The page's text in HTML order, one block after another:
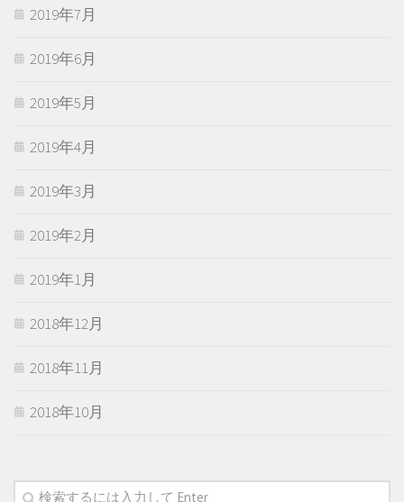
2019年7月
2019年6月
2019年5月
2019年4月
2019年3月
2019年2月
2019年1月
2018年12月
2018年11月
2018年10月